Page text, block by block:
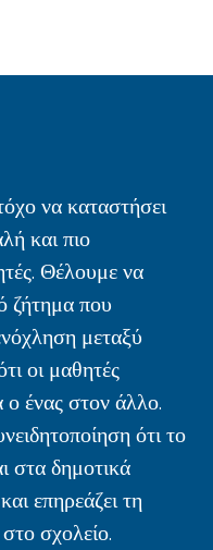
να καταστήσει
και πιο
Θέλουμε να
ζήτημα που
μεταξύ
οι μαθητές
ένας στον άλλο.
ότι το
στα δημοτικά
επηρεάζει τη
σχολείο.